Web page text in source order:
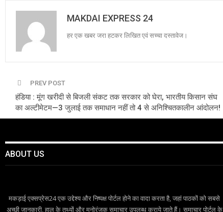
MAKDAI EXPRESS 24
हर एक खबर जरा हटकर लिखित एवं सच्चा दस्तावेज।
PREV POST
हंडिया : मूंग खरीदी से बिजली संकट तक सरकार को घेरा, भारतीय किसान संघ
का अल्टीमेटम—3 जुलाई तक समाधान नहीं तो 4 से अनिश्चितकालीन आंदोलन!
ABOUT US
मकड़ाई एक्सप्रेस24 एक उद्देश्य और निष्पक्ष पोर्टल होने का वादा करता है, जहां पाठकों को सबसे
अच्छी जानकारी, हाल के तथ्यों और मनोरंजक समाचार उपलब्ध कराये जाते हैं। समाचार पोर्टल के